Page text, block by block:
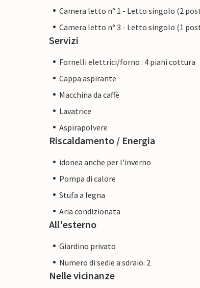
Camera letto n° 1 - Letto singolo (2
Camera letto n° 3 - Letto singolo (1
Servizi
Fornelli elettrici/forno : 4 piani cottura
Cappa aspirante
Macchina da caffè
Lavatrice
Aspirapolvere
Riscaldamento / Energia
idonea anche per l'inverno
Pompa di calore
Stufa a legna
Aria condizionata
All'esterno
Giardino privato
Numero di sedie a sdraio: 2
Nelle vicinanze